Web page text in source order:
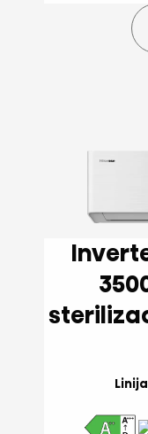
Inverter Klima
3500 W,
sterilizacija, AI